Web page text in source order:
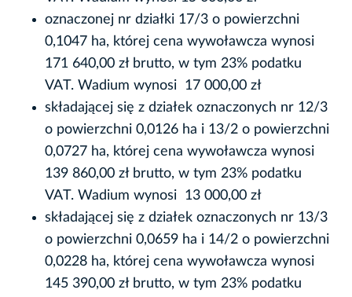
oznaczonej nr działki 17/3 o powierzchni
0,1047 ha, której cena wywoławcza wynosi
171 640,00 zł brutto, w tym 23% podatku
VAT. Wadium wynosi 17 000,00 zł
składającej się z działek oznaczonych nr 12/3
o powierzchni 0,0126 ha i 13/2 o powierzchni
0,0727 ha, której cena wywoławcza wynosi
139 860,00 zł brutto, w tym 23% podatku
VAT. Wadium wynosi 13 000,00 zł
składającej się z działek oznaczonych nr 13/3
o powierzchni 0,0659 ha i 14/2 o powierzchni
0,0228 ha, której cena wywoławcza wynosi
145 390,00 zł brutto, w tym 23% podatku